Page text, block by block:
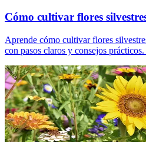
Cómo cultivar flores
Aprende cómo cultivar flores
con pasos claros y consejos